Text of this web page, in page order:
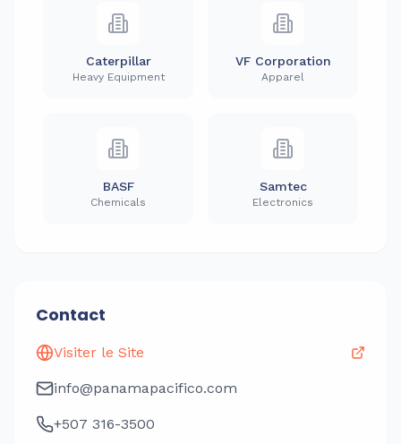
Caterpillar
Heavy Equipment
VF Corporation
Apparel
BASF
Chemicals
Samtec
Electronics
Contact
Visiter le Site
info@panamapacifico.com
+507 316-3500